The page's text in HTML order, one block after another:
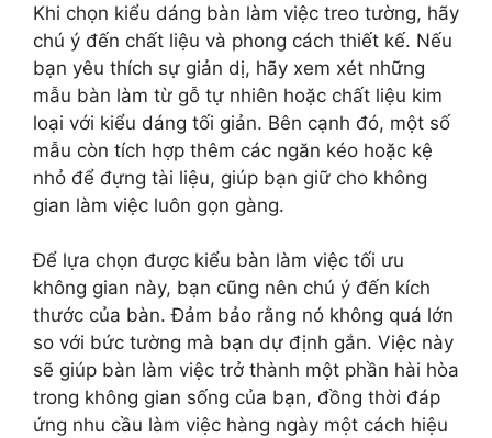
Khi chọn kiểu dáng bàn làm việc treo tường, hãy
chú ý đến chất liệu và phong cách thiết kế. Nếu
bạn yêu thích sự giản dị, hãy xem xét những
mẫu bàn làm từ gỗ tự nhiên hoặc chất liệu kim
loại với kiểu dáng tối giản. Bên cạnh đó, một số
mẫu còn tích hợp thêm các ngăn kéo hoặc kệ
nhỏ để đựng tài liệu, giúp bạn giữ cho không
gian làm việc luôn gọn gàng.
Để lựa chọn được kiểu bàn làm việc tối ưu
không gian này, bạn cũng nên chú ý đến kích
thước của bàn. Đảm bảo rằng nó không quá lớn
so với bức tường mà bạn dự định gắn. Việc này
sẽ giúp bàn làm việc trở thành một phần hài hòa
trong không gian sống của bạn, đồng thời đáp
ứng nhu cầu làm việc hàng ngày một cách hiệu